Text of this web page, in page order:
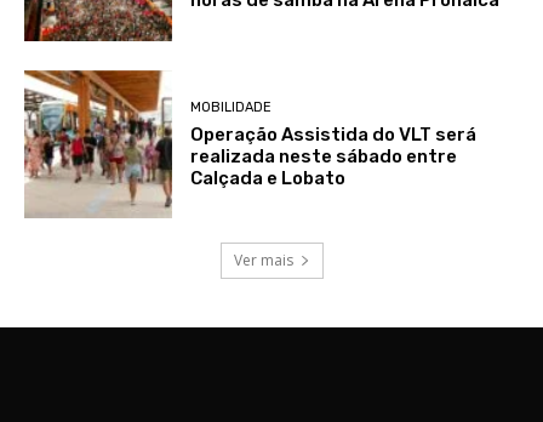
MOBILIDADE
Operação Assistida do VLT será
realizada neste sábado entre
Calçada e Lobato
Ver mais